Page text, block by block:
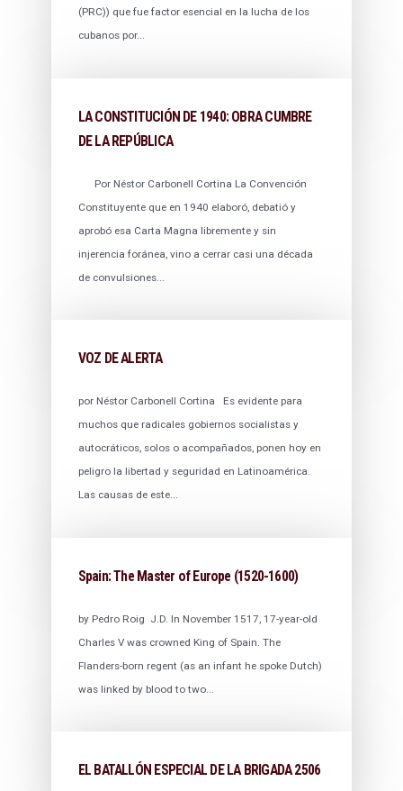
(PRC)) que fue factor esencial en la lucha de los
cubanos por...
LA CONSTITUCIÓN DE 1940: OBRA CUMBRE
DE LA REPÚBLICA
Por Néstor Carbonell Cortina La Convención
Constituyente que en 1940 elaboró, debatió y
aprobó esa Carta Magna libremente y sin
injerencia foránea, vino a cerrar casi una década
de convulsiones...
VOZ DE ALERTA
por Néstor Carbonell Cortina Es evidente para
muchos que radicales gobiernos socialistas y
autocráticos, solos o acompañados, ponen hoy en
peligro la libertad y seguridad en Latinoamérica.
Las causas de este...
Spain: The Master of Europe (1520-1600)
by Pedro Roig J.D. In November 1517, 17-year-old
Charles V was crowned King of Spain. The
Flanders-born regent (as an infant he spoke Dutch)
was linked by blood to two...
EL BATALLÓN ESPECIAL DE LA BRIGADA 2506